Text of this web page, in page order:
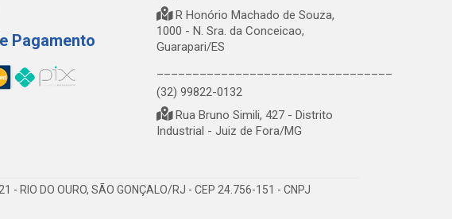
Pagamento
R Honório Machado de Souza,
1000 - N. Sra. da Conceicao,
Guarapari/ES
(32) 99822-0132
Rua Bruno Simili, 427 - Distrito
Industrial - Juiz de Fora/MG
- RIO DO OURO, SÃO GONÇALO/RJ - CEP 24.756-151 - CNPJ